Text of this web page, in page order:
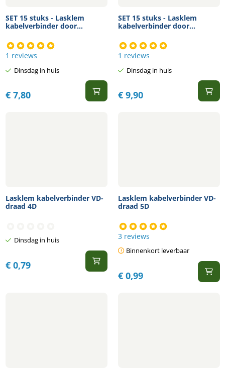
SET 15 stuks - Lasklem
kabelverbinder door...
1 reviews
Dinsdag in huis
€7,80
SET 15 stuks - Lasklem
kabelverbinder door...
1 reviews
Dinsdag in huis
€9,90
Lasklem kabelverbinder VD-
draad 4D
Dinsdag in huis
€0,79
Lasklem kabelverbinder VD-
draad 5D
3 reviews
Binnenkort leverbaar
€0,99